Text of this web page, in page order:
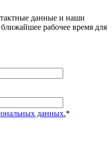
данные и наши
рабочее время для
данных.*